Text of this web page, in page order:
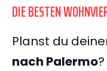
DIE BESTEN
Planst du
nach Palermo